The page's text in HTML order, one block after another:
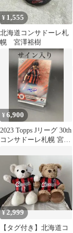
¥ 1,555
北海道コンサドーレ札
幌 宮澤裕樹
¥6,900
2023 Topps Jリーグ 30th
コンサドーレ札幌 宮澤
¥2,999
【タグ付き】北海道コ